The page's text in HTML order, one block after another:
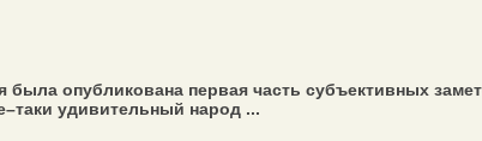
опубликована первая часть субъективных
удивительный народ ...